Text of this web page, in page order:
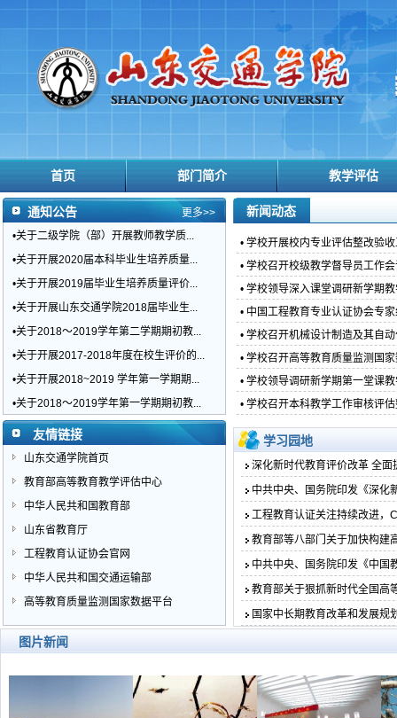
首页 部门简介 教学评估
通知公告
更多>>
•关于二级学院（部）开展教师教学质...
•关于开展2020届本科毕业生培养质量...
•关于开展2019届毕业生培养质量评价...
•关于开展山东交通学院2018届毕业生...
•关于2018～2019学年第二学期期初教...
•关于开展2017-2018年度在校生评价的...
•关于开展2018~2019 学年第一学期期...
•关于2018～2019学年第一学期期初教...
友情链接
山东交通学院首页
教育部高等教育教学评估中心
中华人民共和国教育部
山东省教育厅
工程教育认证协会官网
中华人民共和国交通运输部
高等教育质量监测国家数据平台
新闻动态
• 学校开展校内专业评估整改验
• 学校召开校级教学督导员工作
• 学校领导深入课堂调研新学期
• 中国工程教育专业认证协会专
• 学校召开机械设计制造及其自
• 学校召开高等教育质量监测国
• 学校领导调研新学期第一堂课
• 学校召开本科教学工作审核评
学习园地
深化新时代教育评价改革 全面
中共中央、国务院印发《深化
工程教育认证关注持续改进，
教育部等八部门关于加快构建
中共中央、国务院印发《中国
教育部关于狠抓新时代全国高
国家中长期教育改革和发展规
图片新闻